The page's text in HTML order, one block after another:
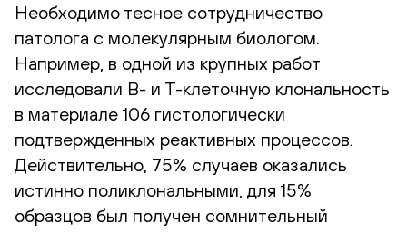
Необходимо тесное сотрудничество
патолога с молекулярным биологом.
Например, в одной из крупных работ
исследовали В- и Т-клеточную клональность
в материале 106 гистологически
подтвержденных реактивных процессов.
Действительно, 75% случаев оказались
истинно поликлональными, для 15%
образцов был получен сомнительный